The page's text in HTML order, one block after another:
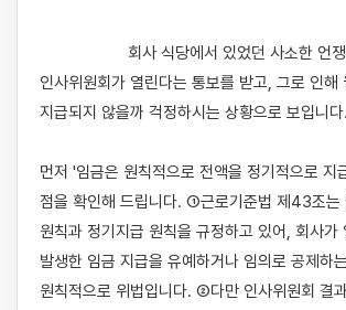
인사위원회가 열린다는 통보를 받고, 그로 인해
지급되지 않을까 걱정하시는 상황으로 보입니다.
먼저 '임금은 원칙적으로 전액을 정기적으로 지
점을 확인해 드립니다. ①근로기준법 제43조는
원칙과 정기지급 원칙을 규정하고 있어, 회사가
발생한 임금 지급을 유예하거나 임의로 공제하
원칙적으로 위법입니다. ②다만 인사위원회 결